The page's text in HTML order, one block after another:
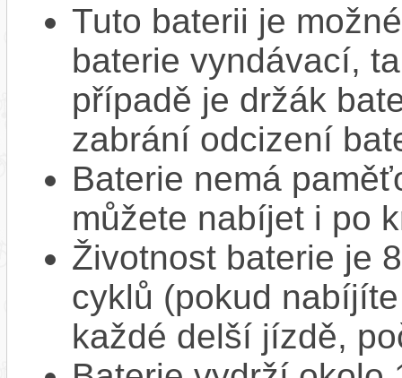
Tuto baterii je
baterie vyndávací,
případě je držák
zabrání odcizení
Baterie nemá
můžete nabíjet i po
Životnost baterie je
cyklů (pokud
každé delší jízdě,